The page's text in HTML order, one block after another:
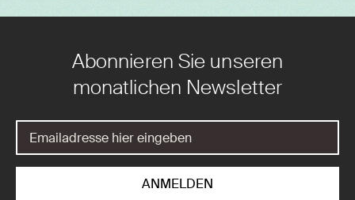
Abonnieren Sie unseren
monatlichen Newsletter